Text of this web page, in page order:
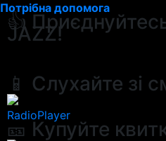
Потрібна допомога
👍
JAZZ!
📱 Слухайте зі
RadioPlayer
🎫 Купуйте